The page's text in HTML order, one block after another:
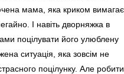
мама, яка криком вимагає
І навіть дворняжка в
поцілувати його улюблену
ситуація, яка зовсім не
поцілунку. Але робити